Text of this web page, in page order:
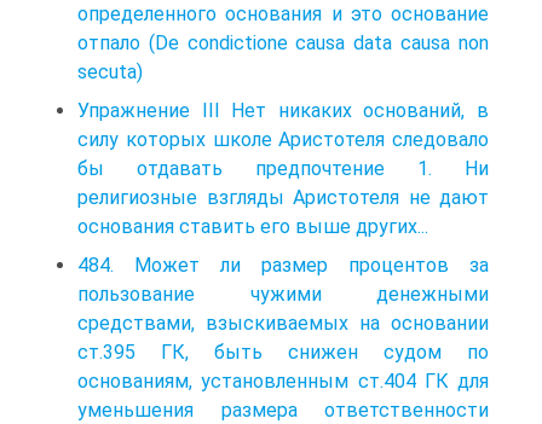
определенного основания и это основание
отпало (De condictione causa data causa non
secuta)
Упражнение III Нет никаких оснований, в
силу которых школе Аристотеля следовало
бы отдавать предпочтение 1. Ни
религиозные взгляды Аристотеля не дают
основания ставить его выше других...
484. Может ли размер процентов за
пользование чужими денежными
средствами, взыскиваемых на основании
ст.395 ГК, быть снижен судом по
основаниям, установленным ст.404 ГК для
уменьшения размера ответственности